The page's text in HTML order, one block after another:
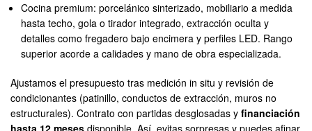
Cocina premium: porcelánico sinterizado, mobiliario a medida
hasta techo, gola o tirador integrado, extracción oculta y
detalles como fregadero bajo encimera y perfiles LED. Rango
superior acorde a calidades y mano de obra especializada.
Ajustamos el presupuesto tras medición in situ y revisión de
condicionantes (patinillo, conductos de extracción, muros no
estructurales). Contrato con partidas desglosadas y financiación
hasta 12 meses disponible. Así, evitas sorpresas y puedes afinar